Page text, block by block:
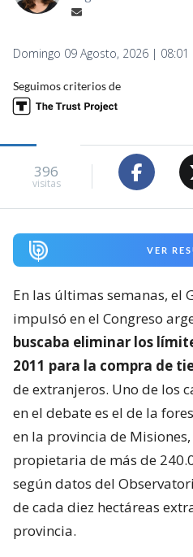
Domingo 09 Agosto, 2026 | 08:01
Seguimos criterios de
396
visitas
VER
En las últimas semanas, el
impulsó en el Congreso
buscaba eliminar los
2011 para la compra de
de extranjeros. Uno de los
en el debate es el de la
en la provincia de
propietaria de más de
según datos del
de cada diez hectáreas
provincia.